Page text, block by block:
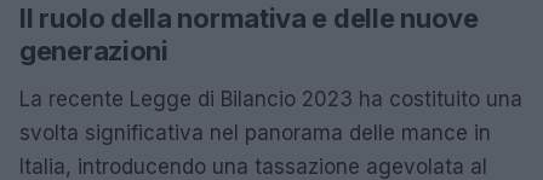
Il ruolo della normativa e delle nuove
generazioni
La recente Legge di Bilancio 2023 ha costituito una
svolta significativa nel panorama delle mance in
Italia, introducendo una tassazione agevolata al